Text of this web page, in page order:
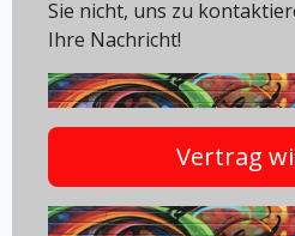
Sie nicht, uns zu
Ihre Nachricht!
Vertrag